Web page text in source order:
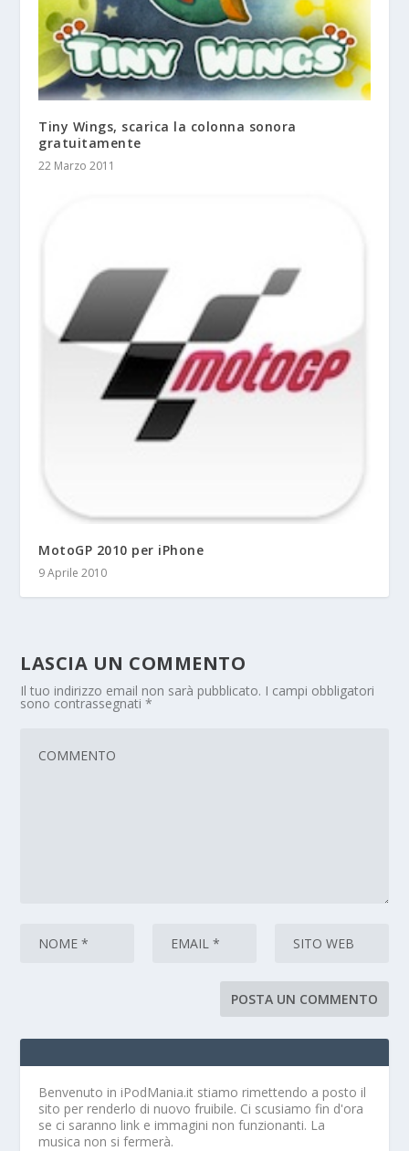
Tiny Wings, scarica la colonna sonora
gratuitamente
22 Marzo 2011
MotoGP 2010 per iPhone
9 Aprile 2010
LASCIA UN COMMENTO
Il tuo indirizzo email non sarà pubblicato. I campi obbligatori
sono contrassegnati*
Benvenuto in iPodMania.it stiamo rimettendo a posto il
sito per renderlo di nuovo fruibile. Ci scusiamo fin d'ora
se ci saranno link e immagini non funzionanti. La
musica non si fermerà.